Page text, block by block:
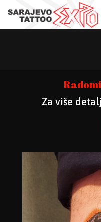
Za više